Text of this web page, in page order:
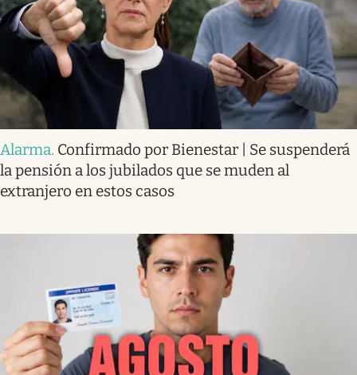
Alarma. Confirmado por Bienestar | Se suspenderá
la pensión a los jubilados que se muden al
extranjero en estos casos